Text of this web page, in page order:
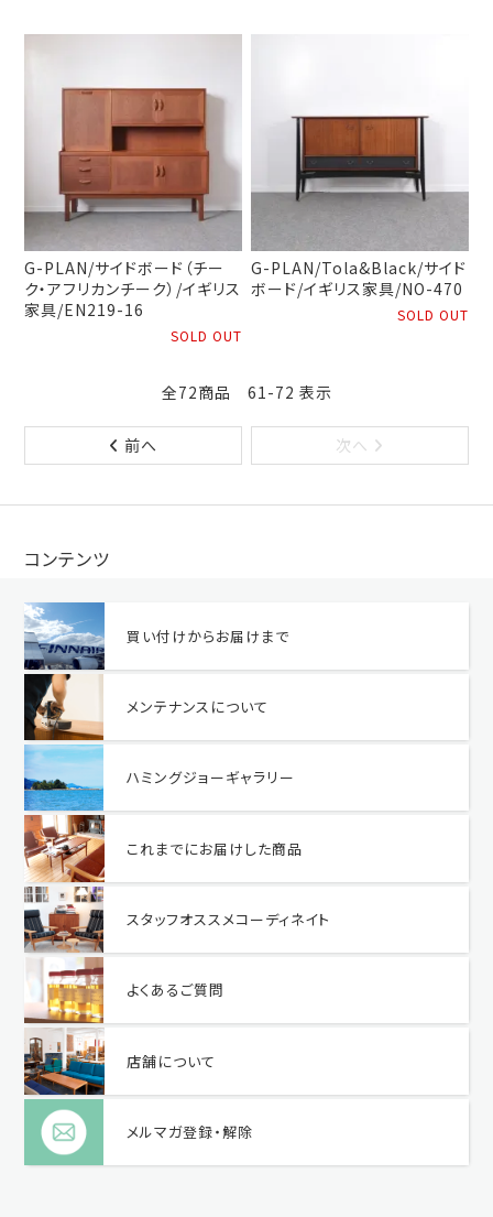
G-PLAN/サイドボード（チー
ク・アフリカンチーク）/イギリス
家具/EN219-16
SOLD OUT
G-PLAN/Tola&Black/サイド
ボード/イギリス家具/NO-470
SOLD OUT
全72商品 61-72 表示
前へ 次へ
コンテンツ
買い付けからお届けまで
メンテナンスについて
ハミングジョーギャラリー
これまでにお届けした商品
スタッフオススメコーディネイト
よくあるご質問
店舗について
メルマガ登録・解除